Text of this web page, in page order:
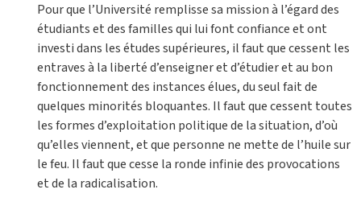
Pour que l’Université remplisse sa mission à l’égard des
étudiants et des familles qui lui font confiance et ont
investi dans les études supérieures, il faut que cessent les
entraves à la liberté d’enseigner et d’étudier et au bon
fonctionnement des instances élues, du seul fait de
quelques minorités bloquantes. Il faut que cessent toutes
les formes d’exploitation politique de la situation, d’où
qu’elles viennent, et que personne ne mette de l’huile sur
le feu. Il faut que cesse la ronde infinie des provocations
et de la radicalisation.